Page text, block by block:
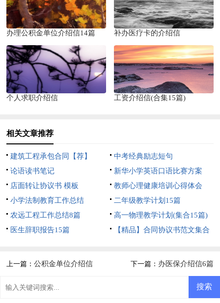
办理公积金单位介绍信14篇 补办医疗卡的介绍信
个人求职介绍信 工资介绍信(合集15篇)
相关文章推荐
建筑工程承包合同【荐】
中考经典励志短句
论语读书笔记
新华小学英语口语比赛方案
店面转让协议书 模板
教师心理健康培训心得体会
小学法制教育工作总结
二年级教学计划15篇
农远工程工作总结8篇
高一物理教学计划(集合15篇)
医生辞职报告15篇
【精品】合同协议书范文集合
上一篇：公积金单位介绍信 下一篇： 办医保介绍信6篇